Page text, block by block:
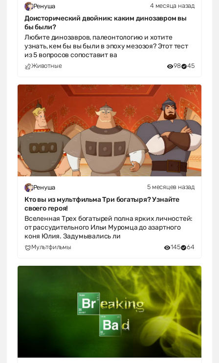
Ренуша 4 месяца назад
Доисторический двойник: каким динозавром вы
бы были?
Любите динозавров, палеонтологию и хотите
узнать, кем бы вы были в эпоху мезозоя? Этот тест
из 5 вопросов сопоставит ва
Животные 98 45
Ренуша 5 месяцев назад
Кто вы из мультфильма Три богатыря? Узнайте
своего героя!
Вселенная Трех богатырей полна ярких личностей:
от рассудительного Ильи Муромца до азартного
коня Юлия. Задумывались ли
Мультфильмы 145 64